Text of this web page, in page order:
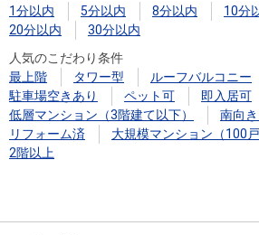
1分以内
5分以内 8分以内 10分
20分以内
30分以内
人気のこだわり条件
最上階
タワー型 ルーフバルコニー
駐車場空きあり
ペット可
即入居可
低層マンション（3階建て以下）
南向
リフォーム済
大規模マンション（100戸
2階以上